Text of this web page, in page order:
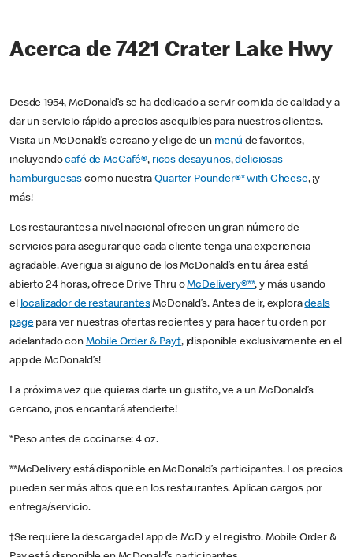
Acerca de 7421 Crater Lake Hwy
Desde 1954, McDonald’s se ha dedicado a servir comida de calidad y a
dar un servicio rápido a precios asequibles para nuestros clientes.
Visita un McDonald’s cercano y elige de un menú de favoritos,
incluyendocafé de McCafé®, ricos desayunos,deliciosas
hamburguesas como nuestraQuarter Pounder®* with Cheese, ¡y
más!
Los restaurantes a nivel nacional ofrecen un gran número de
servicios para asegurar que cada cliente tenga una experiencia
agradable. Averigua si alguno de los McDonald’s en tu área está
abierto 24 horas, ofrece Drive Thru oMcDelivery®**, y más usando
el localizador de restaurantesMcDonald’s. Antes de ir, exploradeals
pagepara ver nuestras ofertas recientes y para hacer tu orden por
adelantado con Mobile Order & Pay†, ¡disponible exclusivamente en el
app de McDonald’s!
La próxima vez que quieras darte un gustito, ve a un McDonald’s
cercano, ¡nos encantará atenderte!
*Peso antes de cocinarse: 4 oz.
**McDelivery está disponible en McDonald’s participantes. Los precios
pueden ser más altos que en los restaurantes. Aplican cargos por
entrega/servicio.
†Se requiere la descarga del app de McD y el registro. Mobile Order &